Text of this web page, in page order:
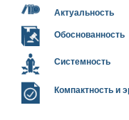
Актуальность
Обоснованность
Системность
Компактность и